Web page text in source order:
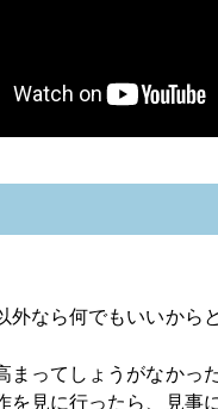
外なら何でもいいから
まってしょうがなかっ
を見に行ったら、見事